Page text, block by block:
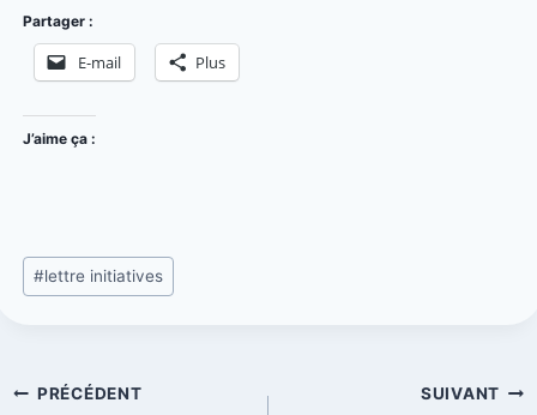
Partager :
E-mail Plus
J’aime ça :
#lettre initiatives
PRÉCÉDENT SUIVANT